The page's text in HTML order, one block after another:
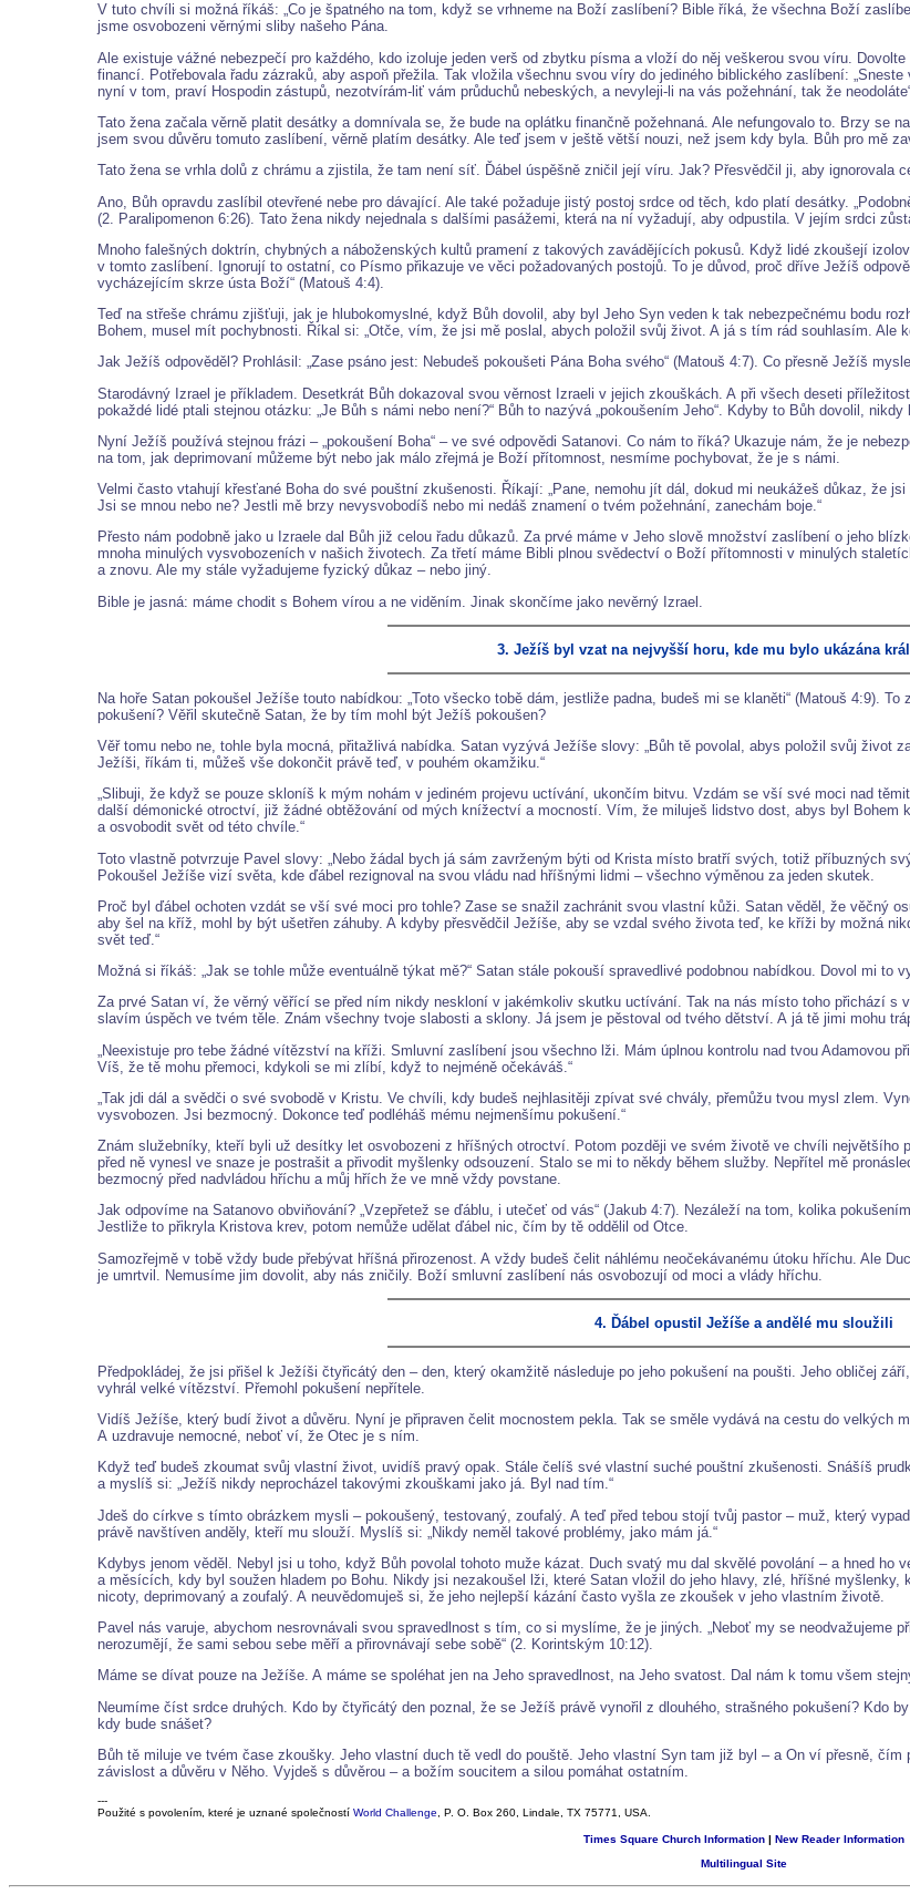
V tuto chvíli si možná říkáš: „Co je špatného na tom, když se vrhneme na Boží zaslíbení? Bible říká, že všechna Boží
jsme osvobozeni věrnými sliby našeho Pána.
Ale existuje vážné nebezpečí pro každého, kdo izoluje jeden verš od zbytku písma a vloží do něj veškerou svou víru.
financí. Potřebovala řadu zázraků, aby aspoň přežila. Tak vložila všechnu svou víry do jediného biblického zaslíbení:
nyní v tom, praví Hospodin zástupů, nezotvírám-liť vám průduchů nebeských, a nevyleji-li na vás požehnání, tak že
Tato žena začala věrně platit desátky a domnívala se, že bude na oplátku finančně požehnaná. Ale nefungovalo to. Brzy se
jsem svou důvěru tomuto zaslíbení, věrně platím desátky. Ale teď jsem v ještě větší nouzi, než jsem kdy byla. Bůh pro mě
Tato žena se vrhla dolů z chrámu a zjistila, že tam není síť. Ďábel úspěšně zničil její víru. Jak? Přesvědčil ji, aby ignorovala
Ano, Bůh opravdu zaslíbil otevřené nebe pro dávající. Ale také požaduje jistý postoj srdce od těch, kdo platí desátky.
(2. Paralipomenon 6:26). Tato žena nikdy nejednala s dalšími pasážemi, která na ní vyžadují, aby odpustila. V jejím srdci
Mnoho falešných doktrín, chybných a náboženských kultů pramení z takových zavádějících pokusů. Když lidé zkoušejí
v tomto zaslíbení. Ignorují to ostatní, co Písmo přikazuje ve věci požadovaných postojů. To je důvod, proč dříve Ježíš
vycházejícím skrze ústa Boží“ (Matouš 4:4).
Teď na střeše chrámu zjišťuji, jak je hlubokomyslné, když Bůh dovolil, aby byl Jeho Syn veden k tak nebezpečnému bodu
Bohem, musel mít pochybnosti. Říkal si: „Otče, vím, že jsi mě poslal, abych položil svůj život. A já s tím rád souhlasím. Ale
Jak Ježíš odpověděl? Prohlásil: „Zase psáno jest: Nebudeš pokoušeti Pána Boha svého“ (Matouš 4:7). Co přesně Ježíš
Starodávný Izrael je příkladem. Desetkrát Bůh dokazoval svou věrnost Izraeli v jejich zkouškách. A při všech deseti
pokaždé lidé ptali stejnou otázku: „Je Bůh s námi nebo není?“ Bůh to nazývá „pokoušením Jeho“. Kdyby to Bůh dovolil, nikdy
Nyní Ježíš používá stejnou frázi – „pokoušení Boha“ – ve své odpovědi Satanovi. Co nám to říká? Ukazuje nám, že je
na tom, jak deprimovaní můžeme být nebo jak málo zřejmá je Boží přítomnost, nesmíme pochybovat, že je s námi.
Velmi často vtahují křesťané Boha do své pouštní zkušenosti. Říkají: „Pane, nemohu jít dál, dokud mi neukážeš důkaz, že
Jsi se mnou nebo ne? Jestli mě brzy nevysvobodíš nebo mi nedáš znamení o tvém požehnání, zanechám boje.“
Přesto nám podobně jako u Izraele dal Bůh již celou řadu důkazů. Za prvé máme v Jeho slově množství zaslíbení o jeho
mnoha minulých vysvobozeních v našich životech. Za třetí máme Bibli plnou svědectví o Boží přítomnosti v minulých
a znovu. Ale my stále vyžadujeme fyzický důkaz – nebo jiný.
Bible je jasná: máme chodit s Bohem vírou a ne viděním. Jinak skončíme jako nevěrný Izrael.
3. Ježíš byl vzat na nejvyšší horu, kde mu bylo ukázána
Na hoře Satan pokoušel Ježíše touto nabídkou: „Toto všecko tobě dám, jestliže padna, budeš mi se klaněti“ (Matouš 4:9).
pokušení? Věřil skutečně Satan, že by tím mohl být Ježíš pokoušen?
Věř tomu nebo ne, tohle byla mocná, přitažlivá nabídka. Satan vyzývá Ježíše slovy: „Bůh tě povolal, abys položil svůj život
Ježíši, říkám ti, můžeš vše dokončit právě teď, v pouhém okamžiku.“
„Slibuji, že když se pouze skloníš k mým nohám v jediném projevu uctívání, ukončím bitvu. Vzdám se vší své moci nad
další démonické otroctví, již žádné obtěžování od mých knížectví a mocností. Vím, že miluješ lidstvo dost, abys byl Bohem
a osvobodit svět od této chvíle.“
Toto vlastně potvrzuje Pavel slovy: „Nebo žádal bych já sám zavrženým býti od Krista místo bratří svých, totiž příbuzných
Pokoušel Ježíše vizí světa, kde ďábel rezignoval na svou vládu nad hříšnými lidmi – všechno výměnou za jeden skutek.
Proč byl ďábel ochoten vzdát se vší své moci pro tohle? Zase se snažil zachránit svou vlastní kůži. Satan věděl, že věčný
aby šel na kříž, mohl by být ušetřen záhuby. A kdyby přesvědčil Ježíše, aby se vzdal svého života teď, ke kříži by možná
svět teď.“
Možná si říkáš: „Jak se tohle může eventuálně týkat mě?“ Satan stále pokouší spravedlivé podobnou nabídkou. Dovol mi to
Za prvé Satan ví, že věrný věřící se před ním nikdy neskloní v jakémkoliv skutku uctívání. Tak na nás místo toho přichází s
slavím úspěch ve tvém těle. Znám všechny tvoje slabosti a sklony. Já jsem je pěstoval od tvého dětství. A já tě jimi mohu
„Neexistuje pro tebe žádné vítězství na kříži. Smluvní zaslíbení jsou všechno lži. Mám úplnou kontrolu nad tvou Adamovou
Víš, že tě mohu přemoci, kdykoli se mi zlíbí, když to nejméně očekáváš.“
„Tak jdi dál a svědči o své svobodě v Kristu. Ve chvíli, kdy budeš nejhlasitěji zpívat své chvály, přemůžu tvou mysl zlem.
vysvobozen. Jsi bezmocný. Dokonce teď podléháš mému nejmenšímu pokušení.“
Znám služebníky, kteří byli už desítky let osvobozeni z hříšných otroctví. Potom později ve svém životě ve chvíli největšího
před ně vynesl ve snaze je postrašit a přivodit myšlenky odsouzení. Stalo se mi to někdy během služby. Nepřítel mě
bezmocný před nadvládou hříchu a můj hřích že ve mně vždy povstane.
Jak odpovíme na Satanovo obviňování? „Vzepřetež se ďáblu, i utečeť od vás“ (Jakub 4:7). Nezáleží na tom, kolika
Jestliže to přikryla Kristova krev, potom nemůže udělat ďábel nic, čím by tě oddělil od Otce.
Samozřejmě v tobě vždy bude přebývat hříšná přirozenost. A vždy budeš čelit náhlému neočekávanému útoku hříchu. Ale
je umrtvil. Nemusíme jim dovolit, aby nás zničily. Boží smluvní zaslíbení nás osvobozují od moci a vlády hříchu.
4. Ďábel opustil Ježíše a andělé mu sloužili
Předpokládej, že jsi přišel k Ježíši čtyřicátý den – den, který okamžitě následuje po jeho pokušení na poušti. Jeho obličej
vyhrál velké vítězství. Přemohl pokušení nepřítele.
Vidíš Ježíše, který budí život a důvěru. Nyní je připraven čelit mocnostem pekla. Tak se směle vydává na cestu do velkých
A uzdravuje nemocné, neboť ví, že Otec je s ním.
Když teď budeš zkoumat svůj vlastní život, uvidíš pravý opak. Stále čelíš své vlastní suché pouštní zkušenosti. Snášíš
a myslíš si: „Ježíš nikdy neprocházel takovými zkouškami jako já. Byl nad tím.“
Jdeš do církve s tímto obrázkem mysli – pokoušený, testovaný, zoufalý. A teď před tebou stojí tvůj pastor – muž, který
právě navštíven anděly, kteří mu slouží. Myslíš si: „Nikdy neměl takové problémy, jako mám já.“
Kdybys jenom věděl. Nebyl jsi u toho, když Bůh povolal tohoto muže kázat. Duch svatý mu dal skvělé povolání – a hned ho
a měsících, kdy byl soužen hladem po Bohu. Nikdy jsi nezakoušel lži, které Satan vložil do jeho hlavy, zlé, hříšné
nicoty, deprimovaný a zoufalý. A neuvědomuješ si, že jeho nejlepší kázání často vyšla ze zkoušek v jeho vlastním životě.
Pavel nás varuje, abychom nesrovnávali svou spravedlnost s tím, co si myslíme, že je jiných. „Neboť my se neodvažujeme
nerozumějí, že sami sebou sebe měří a přirovnávají sebe sobě“ (2. Korintským 10:12).
Máme se dívat pouze na Ježíše. A máme se spoléhat jen na Jeho spravedlnost, na Jeho svatost. Dal nám k tomu všem
Neumíme číst srdce druhých. Kdo by čtyřicátý den poznal, že se Ježíš právě vynořil z dlouhého, strašného pokušení? Kdo
kdy bude snášet?
Bůh tě miluje ve tvém čase zkoušky. Jeho vlastní duch tě vedl do pouště. Jeho vlastní Syn tam již byl – a On ví přesně,
závislost a důvěru v Něho. Vyjdeš s důvěrou – a božím soucitem a silou pomáhat ostatním.
---
Použité s povolením, které je uznané společností World Challenge , P. O. Box 260, Lindale, TX 75771, USA.
Times Square Church Information
New Reader Information
Multilingual Site